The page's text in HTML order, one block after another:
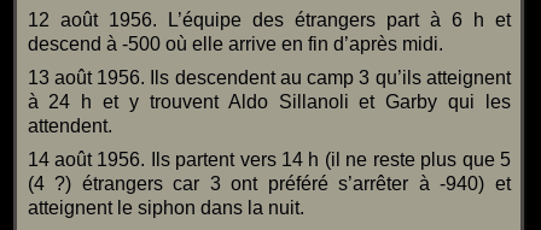
12 août 1956. L’équipe des étrangers part à 6 h et
descend à -500 où elle arrive en fin d’après midi.
13 août 1956. Ils descendent au camp 3 qu’ils atteignent
à 24 h et y trouvent Aldo Sillanoli et Garby qui les
attendent.
14 août 1956. Ils partent vers 14 h (il ne reste plus que 5
(4 ?) étrangers car 3 ont préféré s’arrêter à -940) et
atteignent le siphon dans la nuit.